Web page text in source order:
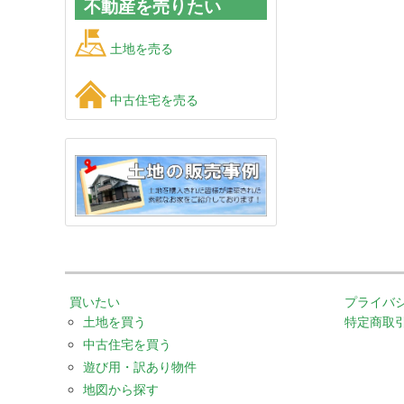
不動産を売りたい
土地を売る
中古住宅を売る
買いたい
土地を買う
中古住宅を買う
遊び用・訳あり物件
地図から探す
プライバ
特定商取